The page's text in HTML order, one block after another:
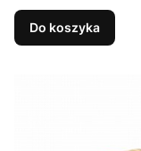
Do koszyka